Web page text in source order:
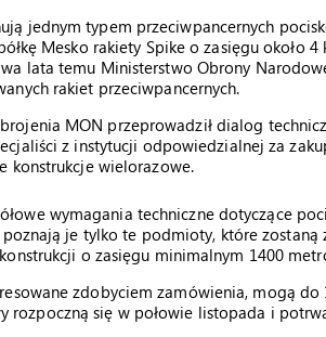
jednym typem przeciwpancernych
Mesko rakiety Spike o zasięgu około
lata temu Ministerstwo Obrony
rakiet przeciwpancernych.
MON przeprowadził dialog
z instytucji odpowiedzialnej za
konstrukcje wielorazowe.
wymagania techniczne dotyczące
poznają je tylko te podmioty, które
o zasięgu minimalnym 1400
zdobyciem zamówienia, mogą do
rozpoczną się w połowie listopada i